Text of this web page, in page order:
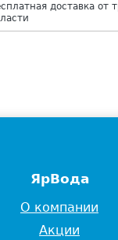
доставка от
ЯрВода
О компании
Акции